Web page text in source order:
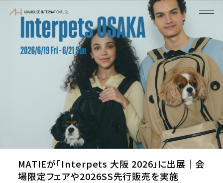
MATIEが「Interpets 大阪 2026」に出展｜会
場限定フェアや2026SS先行販売を実施